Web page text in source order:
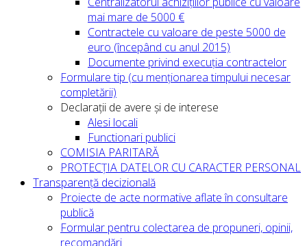
mai mare de 5000 €
Contractele cu valoare de peste 5000 de
euro (începând cu anul 2015)
Documente privind execuția contractelor
Formulare tip (cu menționarea timpului necesar
completării)
Declarații de avere și de interese
Alesi locali
Functionari publici
COMISIA PARITARĂ
PROTECȚIA DATELOR CU CARACTER PERSONAL
Transparență decizională
Proiecte de acte normative aflate în consultare
publică
Formular pentru colectarea de propuneri, opinii,
recomandări